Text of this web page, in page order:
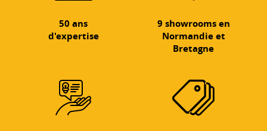
50 ans
d'expertise
9 showrooms en
Normandie et
Bretagne